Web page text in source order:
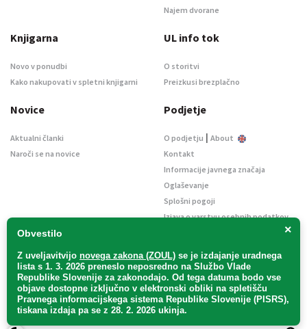
×
Obvestilo
Z uveljavitvijo novega zakona (ZOUL) se je izdajanje uradnega
lista s 1. 3. 2026 preneslo neposredno na Službo Vlade
Republike Slovenije za zakonodajo. Od tega datuma bodo vse
objave dostopne izključno v elektronski obliki na spletišču
Pravnega informacijskega sistema Republike Slovenije (PISRS),
tiskana izdaja pa se z 28. 2. 2026 ukinja.
Najem dvorane
Knjigarna
Novo v ponudbi
Kako nakupovati v spletni knjigarni
UL info tok
O storitvi
Preizkusi brezplačno
Novice
Aktualni članki
Naroči se na novice
Podjetje
O podjetju | About
Kontakt
Informacije javnega značaja
Oglaševanje
Splošni pogoji
Izjava o varstvu osebnih podatkov
Uradni list d. o. o. – v likvidaciji / Vse pravice pridržane.